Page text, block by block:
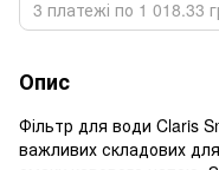
3 платежі по 1 018.33
Опис
Фільтр для води Claris
важливих складових